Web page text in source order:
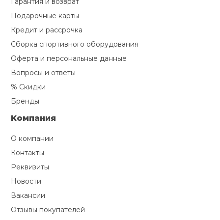
Подарочные карты
Кредит и рассрочка
Сборка спортивного оборудования
Оферта и персональные данные
Вопросы и ответы
% Скидки
Бренды
Компания
О компании
Контакты
Реквизиты
Новости
Вакансии
Отзывы покупателей